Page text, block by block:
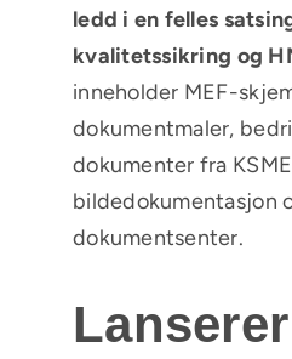
ledd i en felles
kvalitetssikring og
inneholder MEF-
dokumentmaler,
dokumenter fra
bildedokumentasjon
dokumentsenter.